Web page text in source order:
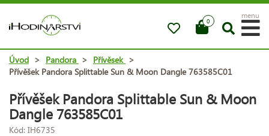
0
menu
Úvod > Pandora > Přívěsek >
Přívěšek Pandora Splittable Sun & Moon Dangle 763585C01
Přívěšek Pandora Splittable Sun & Moon
Dangle 763585C01
Kód: IH6735